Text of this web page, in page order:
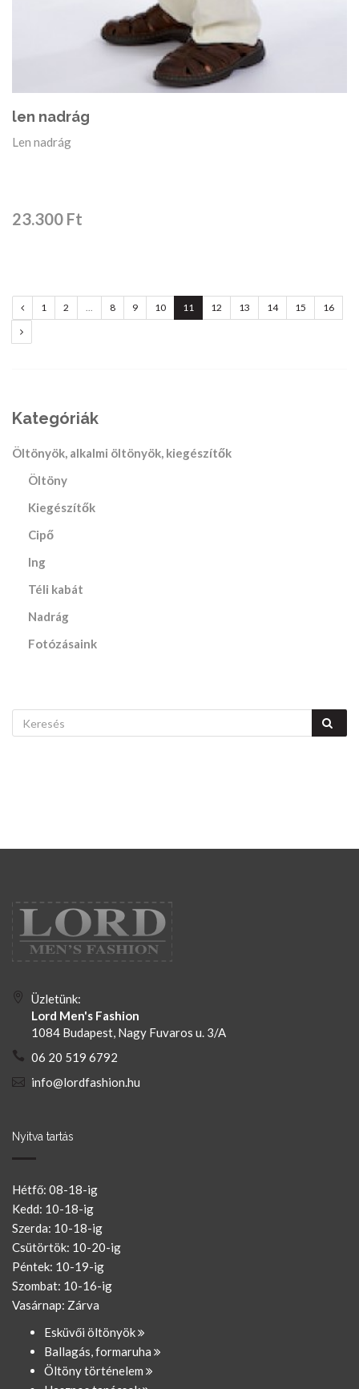
len nadrág
Len nadrág
23.300 Ft
global.previous
1 2 ... 8 9 10 11 12 13 14 15
16
global.next
Kategóriák
Öltönyök, alkalmi öltönyök, kiegészítők
Öltöny
Kiegészítők
Cipő
Ing
Téli kabát
Nadrág
Fotózásaink
Üzletünk:
Lord Men's Fashion
1084 Budapest, Nagy Fuvaros u. 3/A
06 20 519 6792
info@lordfashion.hu
Nyitva tartás
Hétfő: 08-18-ig
Kedd: 10-18-ig
Szerda: 10-18-ig
Csütörtök: 10-20-ig
Péntek: 10-19-ig
Szombat: 10-16-ig
Vasárnap: Zárva
Esküvői öltönyök
Ballagás, formaruha
Öltöny történelem